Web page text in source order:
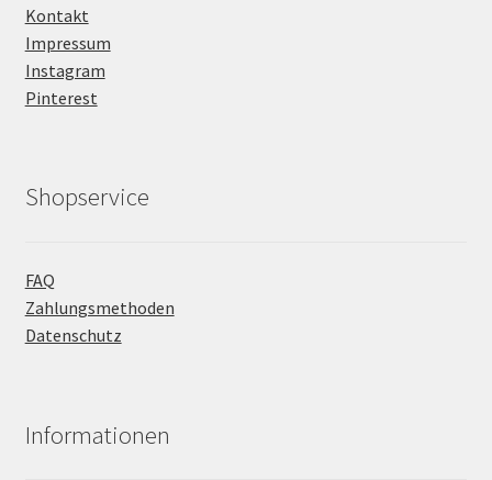
Kontakt
Impressum
Instagram
Pinterest
Shopservice
FAQ
Zahlungsmethoden
Datenschutz
Informationen